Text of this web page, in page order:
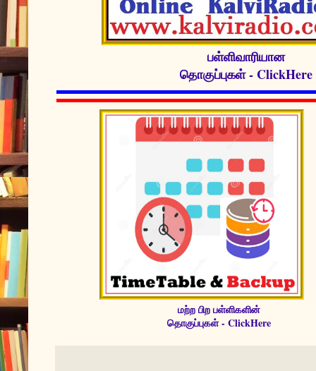
பள்ளிவாரியான
தொகுப்புகள் - ClickHere
மற்ற பிற பள்ளிகளின்
தொகுப்புகள் - ClickHere